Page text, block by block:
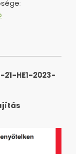
21-HE1-2023-